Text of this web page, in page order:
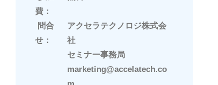
費：
問合
せ：
アクセラテクノロジ株式会
社
セミナー事務局
marketing@accelatech.co